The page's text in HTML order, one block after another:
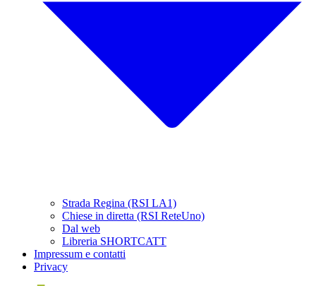
Strada Regina (RSI LA1)
Chiese in diretta (RSI ReteUno)
Dal web
Libreria SHORTCATT
Impressum e contatti
Privacy